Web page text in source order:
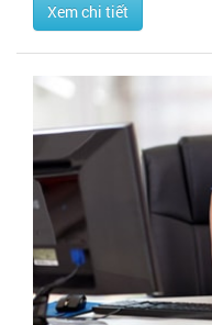
Xem chi tiết